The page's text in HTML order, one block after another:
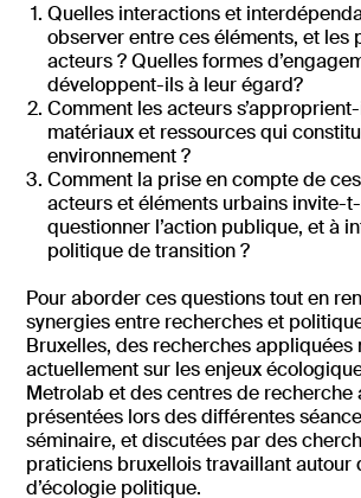
Quelles interactions et
observer entre ces éléments, et les
acteurs ? Quelles formes
développent-ils à leur égard?
Comment les acteurs
matériaux et ressources qui
environnement ?
Comment la prise en compte de
acteurs et éléments urbains invite-
questionner l’action publique, et à
politique de transition ?
Pour aborder ces questions tout en
synergies entre recherches et
Bruxelles, des recherches appliquées
actuellement sur les enjeux
Metrolab et des centres de recherche
présentées lors des différentes
séminaire, et discutées par des
praticiens bruxellois travaillant autour
d’écologie politique.